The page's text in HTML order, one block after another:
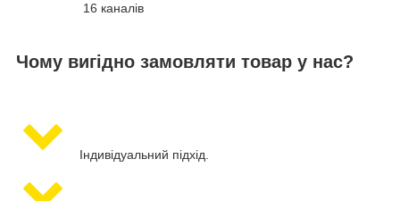
16 каналів
Чому вигідно замовляти товар у нас?
Індивідуальний підхід.